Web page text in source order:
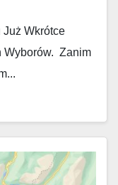
Wkrótce
Wyborów. Zanim